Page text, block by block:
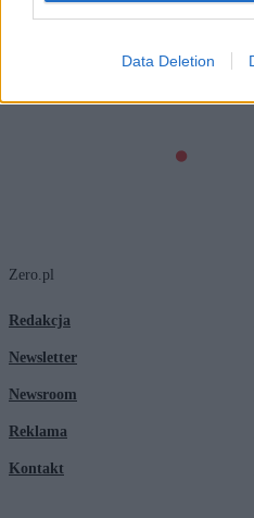
Data Deletion
szpitalnej
najważniejszego urzędu dla
Przewodnik po aferze w
Zero.pl
Redakcja
Newsletter
Newsroom
Reklama
Kontakt